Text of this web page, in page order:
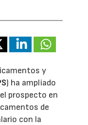
y
) ha ampliado
prospecto en
de
con la